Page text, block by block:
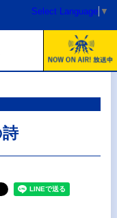
Select Language ▼